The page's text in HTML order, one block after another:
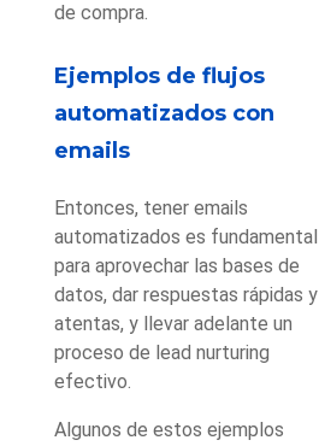
de compra.
Ejemplos de flujos
automatizados con
emails
Entonces, tener emails
automatizados es fundamental
para aprovechar las bases de
datos, dar respuestas rápidas y
atentas, y llevar adelante un
proceso de lead nurturing
efectivo.
Algunos de estos ejemplos